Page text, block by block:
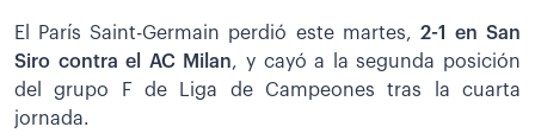
El París Saint-Germain perdió este martes, 2-1 en San
Siro contra el AC Milan, y cayó a la segunda posición
del grupo F de Liga de Campeones tras la cuarta
jornada.